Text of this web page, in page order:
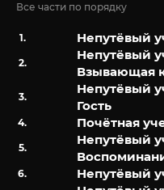
Все части по порядку
Непутёвый
Непутёвый
Взывающая
Непутёвый
Гость
Почётная
Непутёвый
Непутёвый